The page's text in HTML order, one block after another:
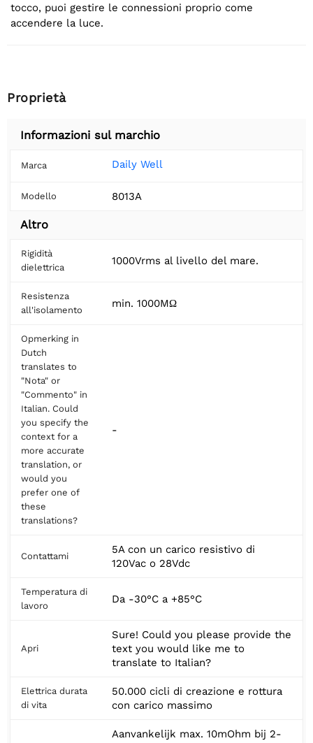
tocco, puoi gestire le connessioni proprio come
accendere la luce.
Proprietà
Informazioni sul marchio
Marca Daily Well
Modello 8013A
Altro
Rigidità
dielettrica
1000Vrms al livello del mare.
Resistenza
all'isolamento
min. 1000MΩ
Opmerking in
Dutch
translates to
"Nota" or
"Commento" in
Italian. Could
you specify the
context for a
more accurate
translation, or
would you
prefer one of
these
translations?
-
Contattami
5A con un carico resistivo di
120Vac o 28Vdc
Temperatura di
lavoro
Da -30°C a +85°C
Apri
Sure! Could you please provide the
text you would like me to
translate to Italian?
Elettrica durata
di vita
50.000 cicli di creazione e rottura
con carico massimo
Aanvankelijk max. 10mOhm bij 2-